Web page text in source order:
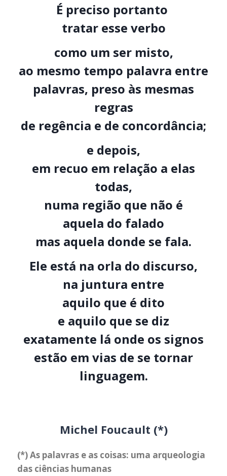
É preciso portanto
tratar esse verbo
como um ser misto,
ao mesmo tempo palavra entre
palavras, preso às mesmas
regras
de regência e de concordância;
e depois,
em recuo em relação a elas
todas,
numa região que não é
aquela do falado
mas aquela donde se fala.
Ele está na orla do discurso,
na juntura entre
aquilo que é dito
e aquilo que se diz
exatamente lá onde os signos
estão em vias de se tornar
linguagem.
Michel Foucault (*)
(*) As palavras e as coisas: uma arqueologia
das ciências humanas